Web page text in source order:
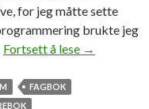
for jeg måtte sette
brukte jeg
Fortsett å lese H
→
FAGBOK